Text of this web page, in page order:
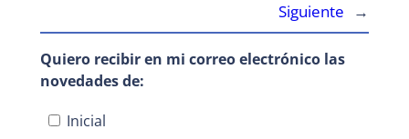
Siguiente
→
Quiero recibir en mi correo electrónico las
novedades de:
Inicial